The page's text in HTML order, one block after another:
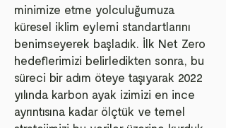
minimize etme yolculuğumuza
küresel iklim eylemi standartlarını
benimseyerek başladık. İlk Net Zero
hedeflerimizi belirledikten sonra, bu
süreci bir adım öteye taşıyarak 2022
yılında karbon ayak izimizi en ince
ayrıntısına kadar ölçtük ve temel